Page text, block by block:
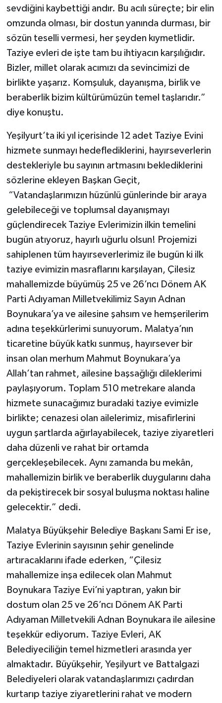
sevdiğini kaybettiği andır. Bu acılı süreçte; bir elin
omzunda olması, bir dostun yanında durması, bir
sözün teselli vermesi, her şeyden kıymetlidir.
Taziye evleri de işte tam bu ihtiyacın karşılığıdır.
Bizler, millet olarak acımızı da sevincimizi de
birlikte yaşarız. Komşuluk, dayanışma, birlik ve
beraberlik bizim kültürümüzün temel taşlarıdır.”
diye konuştu.
Yeşilyurt’ta iki yıl içerisinde 12 adet Taziye Evini
hizmete sunmayı hedeflediklerini, hayırseverlerin
destekleriyle bu sayının artmasını beklediklerini
sözlerine ekleyen Başkan Geçit,
“Vatandaşlarımızın hüzünlü günlerinde bir araya
gelebileceği ve toplumsal dayanışmayı
güçlendirecek Taziye Evlerimizin ilkin temelini
bugün atıyoruz, hayırlı uğurlu olsun! Projemizi
sahiplenen tüm hayırseverlerimiz ile bugün ki ilk
taziye evimizin masraflarını karşılayan, Çilesiz
mahallemizde büyümüş 25 ve 26’ncı Dönem AK
Parti Adıyaman Milletvekilimiz Sayın Adnan
Boynukara’ya ve ailesine şahsım ve hemşerilerim
adına teşekkürlerimi sunuyorum. Malatya’nın
ticaretine büyük katkı sunmuş, hayırsever bir
insan olan merhum Mahmut Boynukara’ya
Allah’tan rahmet, ailesine başsağlığı dileklerimi
paylaşıyorum. Toplam 510 metrekare alanda
hizmete sunacağımız buradaki taziye evimizle
birlikte; cenazesi olan ailelerimiz, misafirlerini
uygun şartlarda ağırlayabilecek, taziye ziyaretleri
daha düzenli ve rahat bir ortamda
gerçekleşebilecek. Aynı zamanda bu mekân,
mahallemizin birlik ve beraberlik duygularını daha
da pekiştirecek bir sosyal buluşma noktası haline
gelecektir.” dedi.
Malatya Büyükşehir Belediye Başkanı Sami Er ise,
Taziye Evlerinin sayısının şehir genelinde
artıracaklarını ifade ederken, “Çilesiz
mahallemize inşa edilecek olan Mahmut
Boynukara Taziye Evi’ni yaptıran, yakın bir
dostum olan 25 ve 26’ncı Dönem AK Parti
Adıyaman Milletvekili Adnan Boynukara ile ailesine
teşekkür ediyorum. Taziye Evleri, AK
Belediyeciliğin temel hizmetleri arasında yer
almaktadır. Büyükşehir, Yeşilyurt ve Battalgazi
Belediyeleri olarak vatandaşlarımızı çadırdan
kurtarıp taziye ziyaretlerini rahat ve modern